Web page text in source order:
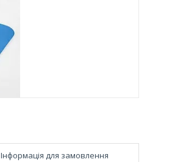
Інформація для замовлення